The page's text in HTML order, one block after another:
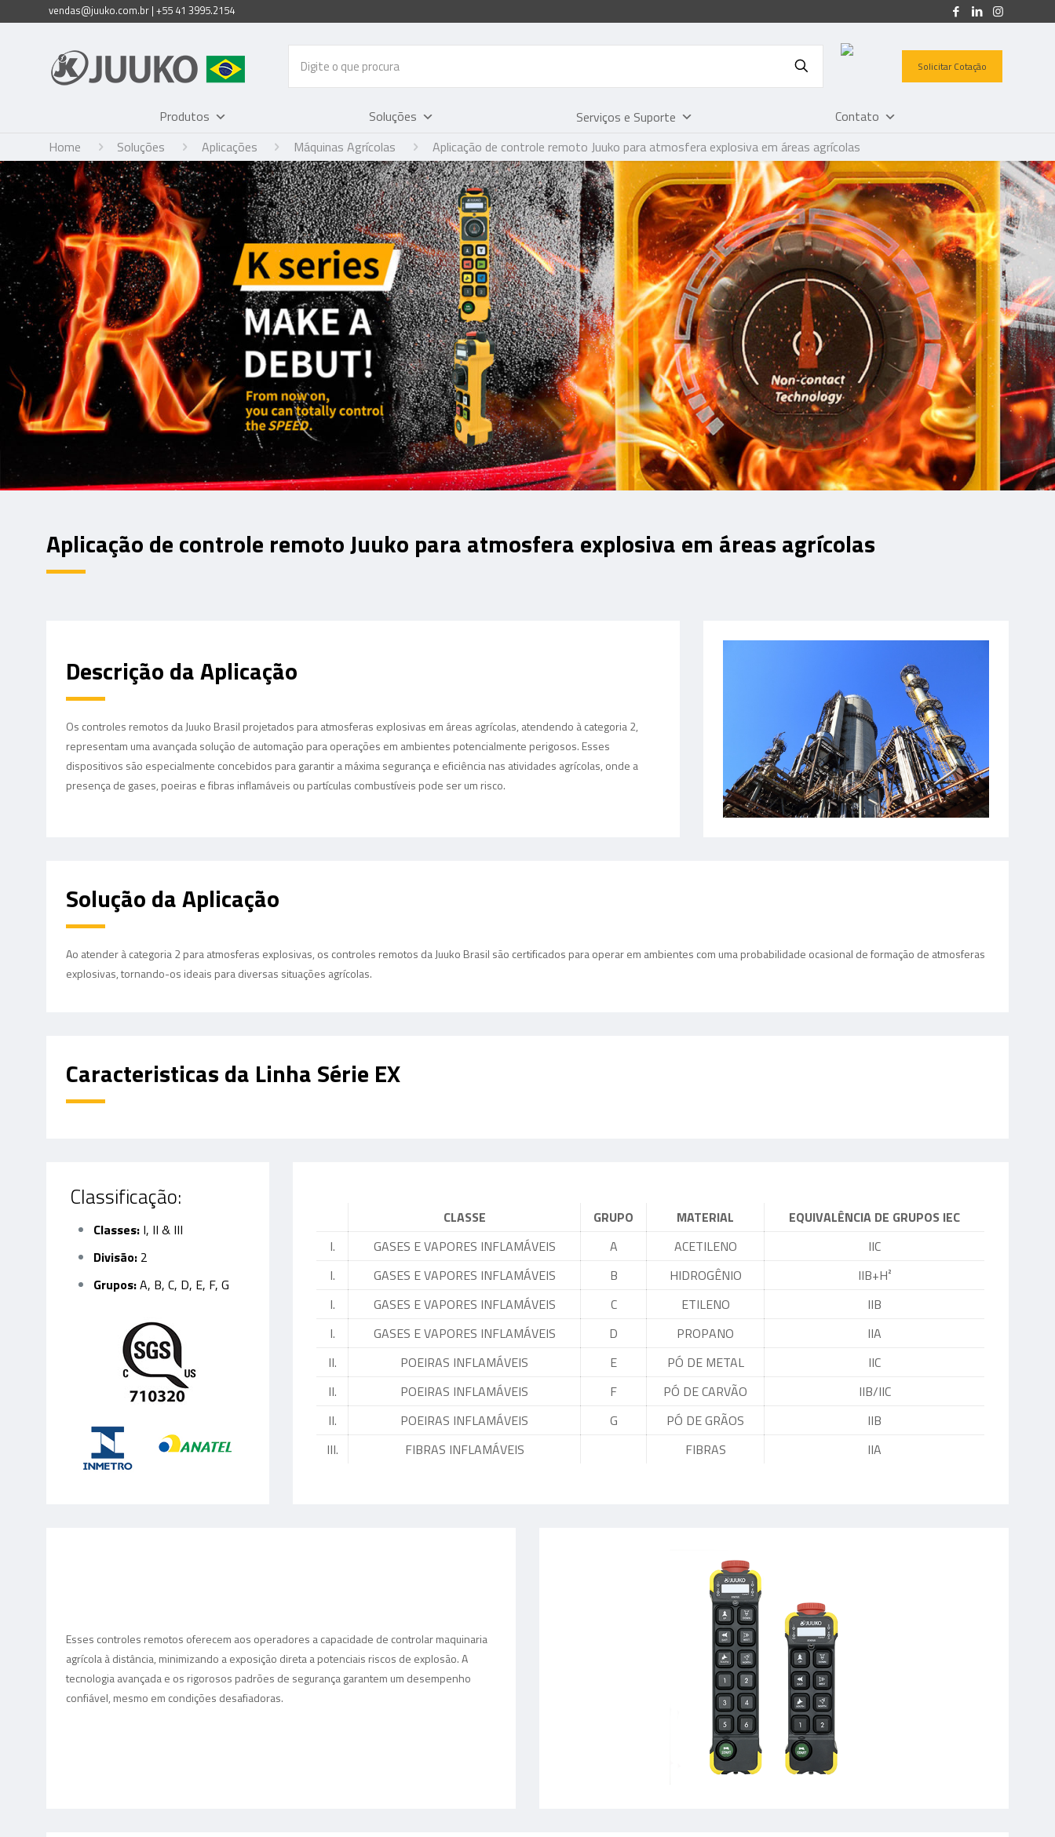
vendas@juuko.com.br | +55 41 3995.2154
Solicitar Cotação
Produtos Soluções Serviços e Suporte
Contato
Home
Soluções Aplicações Máquinas Agrícolas Aplicação de controle remoto Juuko para atmosfera explosiva em áreas agrícolas
Aplicação de controle remoto Juuko para atmosfera explosiva em áreas agrícolas
Descrição da Aplicação
Os controles remotos da Juuko Brasil projetados para atmosferas explosivas em áreas agrícolas, atendendo à categoria 2,
representam uma avançada solução de automação para operações em ambientes potencialmente perigosos. Esses
dispositivos são especialmente concebidos para garantir a máxima segurança e eficiência nas atividades agrícolas, onde a
presença de gases, poeiras e fibras inflamáveis ou partículas combustíveis pode ser um risco.
Solução da Aplicação
Ao atender à categoria 2 para atmosferas explosivas, os controles remotos da Juuko Brasil são certificados para operar em ambientes com uma probabilidade ocasional de formação de atmosferas
explosivas, tornando-os ideais para diversas situações agrícolas.
Caracteristicas da Linha Série EX
Classificação:
Classes: I, II & III
Divisão: 2
Grupos:A, B, C, D, E, F, G
CLASSE GRUPO MATERIAL
EQUIVALÊNCIA DE GRUPOS IEC
I.
GASES E VAPORES INFLAMÁVEIS A ACETILENO
IIC
I.
GASES E VAPORES INFLAMÁVEIS B HIDROGÊNIO
IIB+H²
I.
GASES E VAPORES INFLAMÁVEIS C ETILENO
IIB
I.
GASES E VAPORES INFLAMÁVEIS D PROPANO
IIA
II.
POEIRAS INFLAMÁVEIS E PÓ DE METAL
IIC
II.
POEIRAS INFLAMÁVEIS F PÓ DE CARVÃO
IIB/IIC
II.
POEIRAS INFLAMÁVEIS G PÓ DE GRÃOS
IIB
III.
FIBRAS INFLAMÁVEIS FIBRAS IIA
Esses controles remotos oferecem aos operadores a capacidade de controlar maquinaria
agrícola à distância, minimizando a exposição direta a potenciais riscos de explosão. A
tecnologia avançada e os rigorosos padrões de segurança garantem um desempenho
confiável, mesmo em condições desafiadoras.